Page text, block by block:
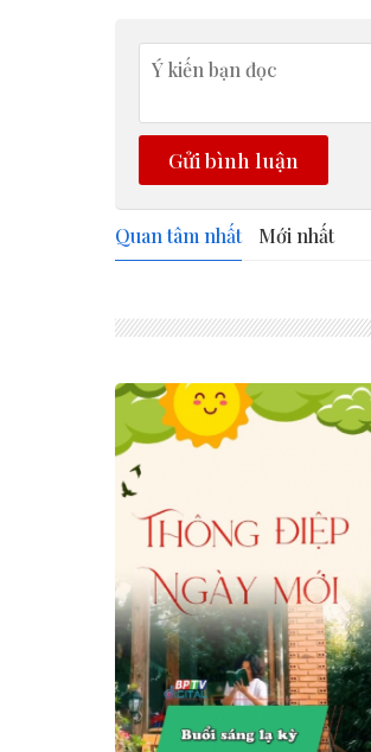
Gửi bình luận
Quan tâm nhất Mới nhất